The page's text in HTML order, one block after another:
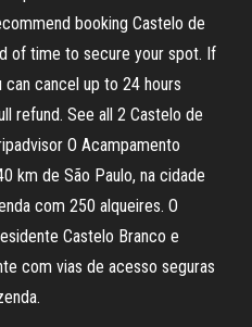
booking Castelo de
of time to secure your spot. If
cancel up to 24 hours
refund. See all 2 Castelo de
O Acampamento
km de São Paulo, na cidade
com 250 alqueires. O
Castelo Branco e
com vias de acesso seguras